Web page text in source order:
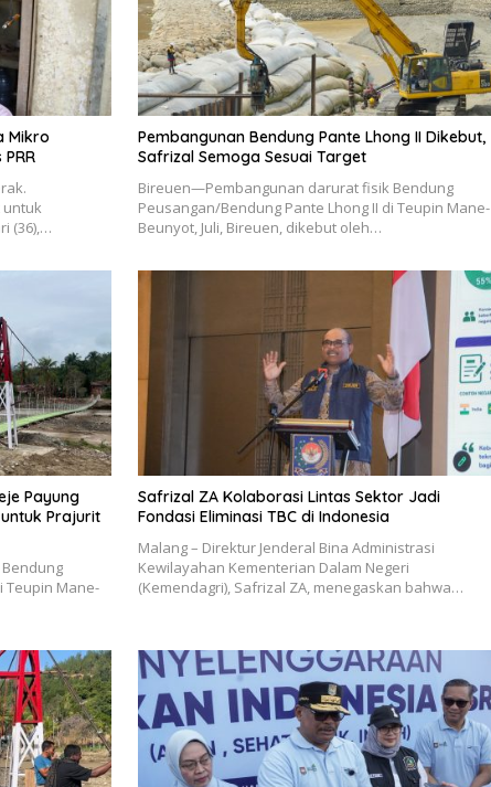
Mikro
(36),…
Pembangunan Bendung Pante Lhong II Dikebut,
Safrizal Semoga Sesuai Target
Bireuen—Pembangunan darurat fisik Bendung
Peusangan/Bendung Pante Lhong II di Teupin Mane-
Beunyot, Juli, Bireuen, dikebut oleh…
Payung
Prajurit
Teupin Mane-
Safrizal ZA Kolaborasi Lintas Sektor Jadi
Fondasi Eliminasi TBC di Indonesia
Malang – Direktur Jenderal Bina Administrasi
Kewilayahan Kementerian Dalam Negeri
(Kemendagri), Safrizal ZA, menegaskan bahwa…